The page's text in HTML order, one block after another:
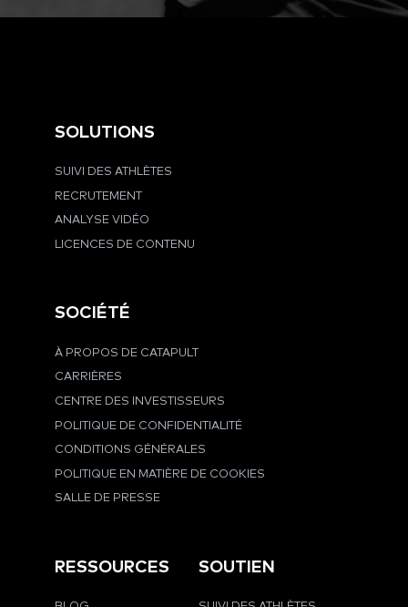
SOLUTIONS
SUIVI DES ATHLÈTES
RECRUTEMENT
ANALYSE VIDÉO
LICENCES DE CONTENU
SOCIÉTÉ
À PROPOS DE CATAPULT
CARRIÈRES
CENTRE DES INVESTISSEURS
POLITIQUE DE CONFIDENTIALITÉ
CONDITIONS GÉNÉRALES
POLITIQUE EN MATIÈRE DE COOKIES
SALLE DE PRESSE
RESSOURCES SOUTIEN